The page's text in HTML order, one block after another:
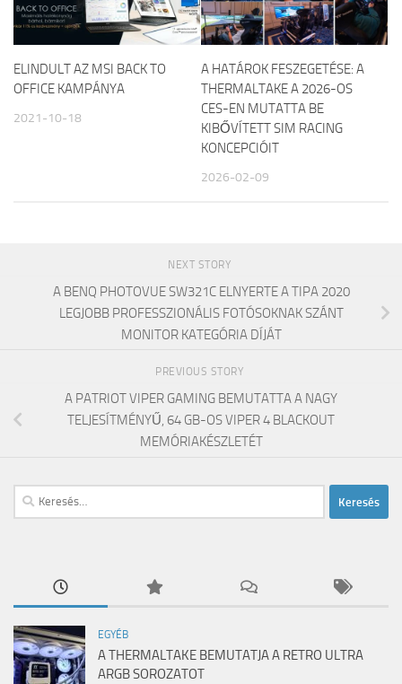
ELINDULT AZ MSI BACK TO
OFFICE KAMPÁNYA
2021-10-18
A HATÁROK FESZEGETÉSE: A
THERMALTAKE A 2026-OS
CES-EN MUTATTA BE
KIBŐVÍTETT SIM RACING
KONCEPCIÓIT
2026-02-09
NEXT STORY
A BENQ PHOTOVUE SW321C ELNYERTE A TIPA 2020
LEGJOBB PROFESSZIONÁLIS FOTÓSOKNAK SZÁNT
MONITOR KATEGÓRIA DÍJÁT
PREVIOUS STORY
A PATRIOT VIPER GAMING BEMUTATTA A NAGY
TELJESÍTMÉNYŰ, 64 GB-OS VIPER 4 BLACKOUT
MEMÓRIAKÉSZLETÉT
Keresés:
EGYÉB
A THERMALTAKE BEMUTATJA A RETRO ULTRA
ARGB SOROZATOT